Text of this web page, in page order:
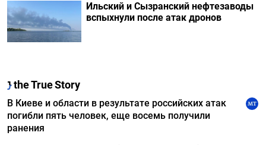
Ильский и Сызранский нефтезаводы
вспыхнули после атак дронов